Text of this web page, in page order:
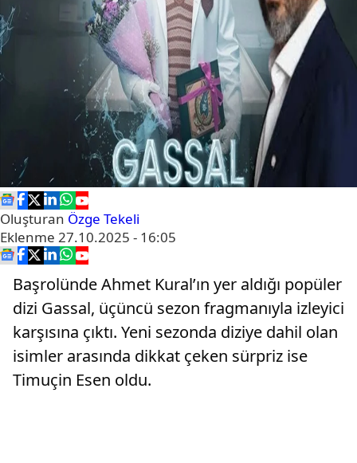
Oluşturan Özge Tekeli
Eklenme 27.10.2025 - 16:05
Başrolünde Ahmet Kural’ın yer aldığı popüler
dizi Gassal, üçüncü sezon fragmanıyla izleyici
karşısına çıktı. Yeni sezonda diziye dahil olan
isimler arasında dikkat çeken sürpriz ise
Timuçin Esen oldu.